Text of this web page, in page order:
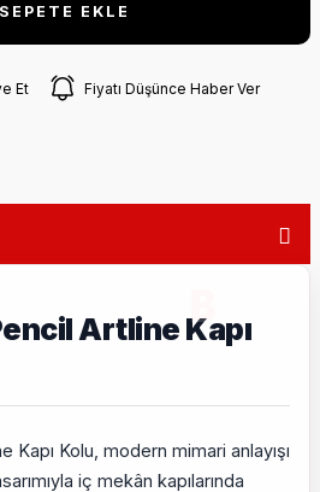
SEPETE EKLE
Et Fiyatı Düşünce Haber Ver
Artline Kapı
Kapı Kolu, modern mimari anlayışı
iç mekân kapılarında